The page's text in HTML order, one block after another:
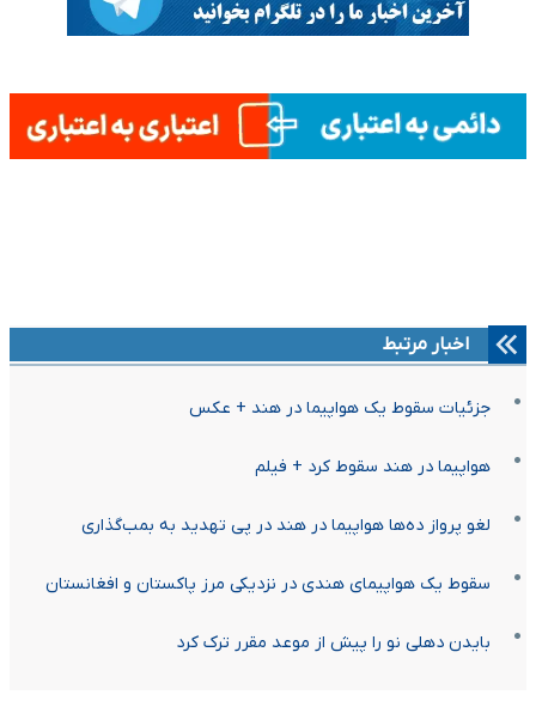
اخبار مرتبط
جزئیات سقوط یک هواپیما در هند + عکس
هواپیما در هند سقوط کرد + فیلم
لغو پرواز ده‌ها هواپیما در هند در پی تهدید به بمب‌گذاری
سقوط یک هواپیمای هندی در نزدیکی مرز پاکستان و افغانستان
بایدن دهلی نو را پیش از موعد مقرر ترک کرد